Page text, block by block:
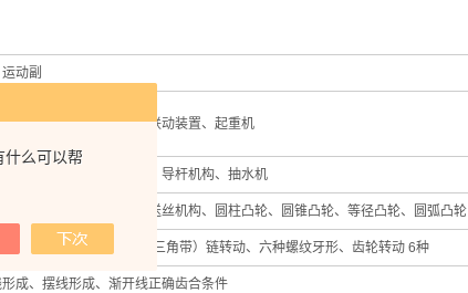
什么可以帮
动副
搅拌机、粉筛机、机车联动装置、起重机
料装置、双移动副机构、导杆机构、抽水机
、捣碎机、振动机构、送丝机构、圆柱凸轮、圆锥凸轮、等径凸轮、圆弧凸轮
（圆形带）(平形带）（三角带）链转动、六种螺纹牙形、齿轮转动 6种
成、摆线形成、渐开线正确齿合条件